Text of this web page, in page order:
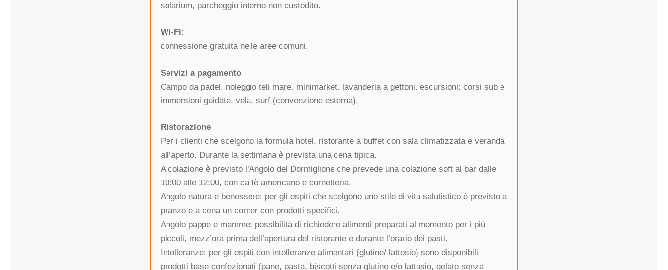
solarium, parcheggio interno non custodito.
Wi-Fi:
connessione gratuita nelle aree comuni.
Servizi a pagamento
Campo da padel, noleggio teli mare, minimarket, lavanderia a gettoni, escursioni; corsi sub e
immersioni guidate, vela, surf (convenzione esterna).
Ristorazione
Per i clienti che scelgono la formula hotel, ristorante a buffet con sala climatizzata e veranda
all’aperto. Durante la settimana è prevista una cena tipica.
A colazione è previsto l’Angolo del Dormiglione che prevede una colazione soft al bar dalle
10:00 alle 12:00, con caffè americano e cornetteria.
Angolo natura e benessere: per gli ospiti che scelgono uno stile di vita salutistico è previsto a
pranzo e a cena un corner con prodotti specifici.
Angolo pappe e mamme: possibilità di richiedere alimenti preparati al momento per i più
piccoli, mezz’ora prima dell’apertura del ristorante e durante l’orario dei pasti.
Intolleranze: per gli ospiti con intolleranze alimentari (glutine/ lattosio) sono disponibili
prodotti base confezionati (pane, pasta, biscotti senza glutine e/o lattosio, gelato senza